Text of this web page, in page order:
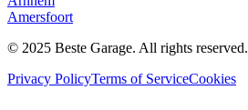
Amersfoort
© 2025 Beste Garage. All rights reserved.
Privacy PolicyTerms of ServiceCookies